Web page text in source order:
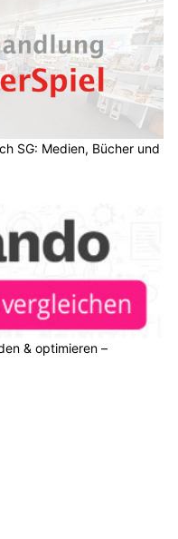
SG: Medien, Bücher und
& optimieren –